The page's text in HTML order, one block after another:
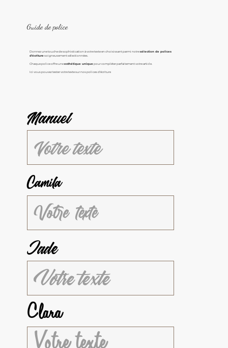
Guide de police
Donnez une touche de sophistication à votre texte en choisissant parmi notresélection de polices
d'écrituresoigneusement sélectionnées.
Chaque police offre uneesthétique uniquepour compléter parfaitement votre article.
Ici vous pouvez tester votre texte sur nos polices d'écriture
Manuel
Camila
Jade
Clara